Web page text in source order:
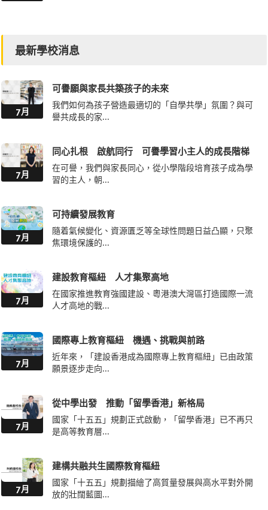
最新學校消息
7月
可譽願與家長共築孩子的未來
我們如何為孩子營造最適切的「自學共學」氛圍？與可
譽共成長的家...
7月
同心扎根 啟航同行 可譽學習小主人的成長階梯
在可譽，我們與家長同心，從小學階段培育孩子成為學
習的主人，朝...
7月
可持續發展教育
隨着氣候變化、資源匱乏等全球性問題日益凸顯，只聚
焦環境保護的...
7月
建設教育樞紐 人才集聚高地
在國家推進教育強國建設、粵港澳大灣區打造國際一流
人才高地的戰...
7月
國際專上教育樞紐 機遇、挑戰與前路
近年來，「建設香港成為國際專上教育樞紐」已由政策
願景逐步走向...
7月
從中學出發 推動「留學香港」新格局
國家「十五五」規劃正式啟動，「留學香港」已不再只
是高等教育層...
7月
建構共融共生國際教育樞紐
國家「十五五」規劃描繪了高質量發展與高水平對外開
放的壯闊藍圖...